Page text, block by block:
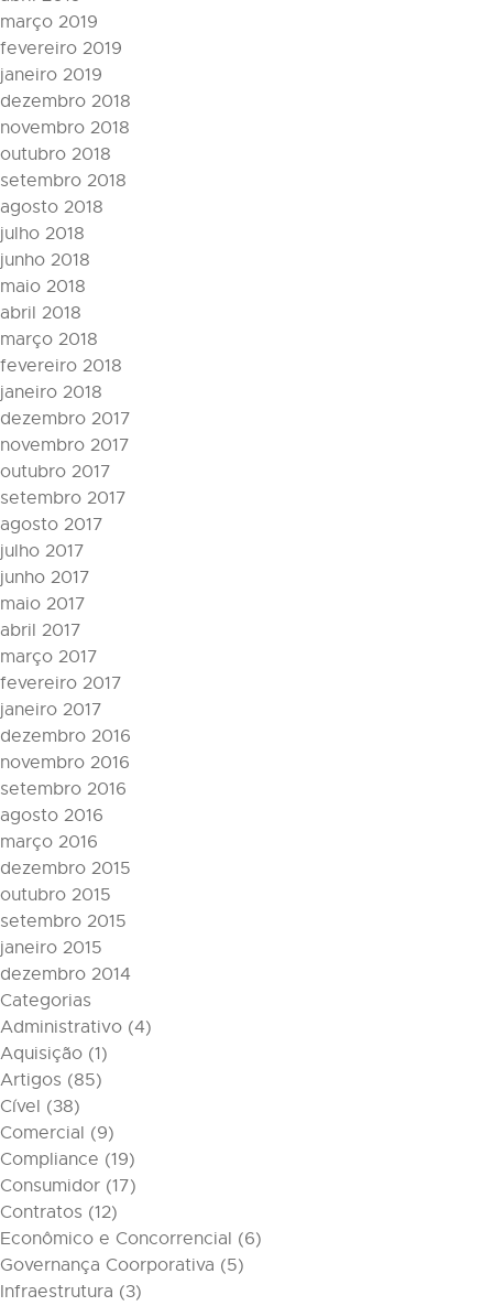
março 2019
fevereiro 2019
janeiro 2019
dezembro 2018
novembro 2018
outubro 2018
setembro 2018
agosto 2018
julho 2018
junho 2018
maio 2018
abril 2018
março 2018
fevereiro 2018
janeiro 2018
dezembro 2017
novembro 2017
outubro 2017
setembro 2017
agosto 2017
julho 2017
junho 2017
maio 2017
abril 2017
março 2017
fevereiro 2017
janeiro 2017
dezembro 2016
novembro 2016
setembro 2016
agosto 2016
março 2016
dezembro 2015
outubro 2015
setembro 2015
janeiro 2015
dezembro 2014
Categorias
Administrativo (4)
Aquisição (1)
Artigos (85)
Cível (38)
Comercial (9)
Compliance (19)
Consumidor (17)
Contratos (12)
Econômico e Concorrencial (6)
Governança Coorporativa (5)
Infraestrutura (3)